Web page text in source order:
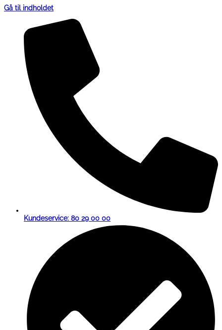
Gå til indholdet
Kundeservice: 80 29 00 00